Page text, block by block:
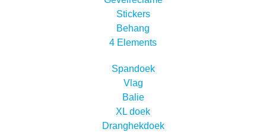
Stickers
Behang
4 Elements
Spandoek
Vlag
Balie
XL doek
Dranghekdoek